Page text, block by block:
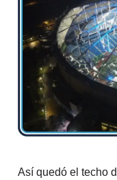
Así quedó el techo